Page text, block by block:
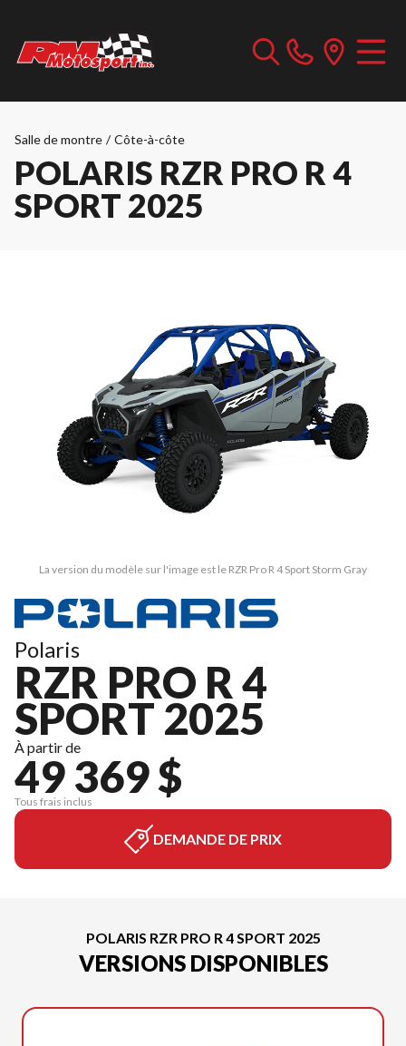
Salle de montre / Côte-à-côte
POLARIS RZR PRO R 4
SPORT 2025
La version du modèle sur l'image est le RZR Pro R 4 Sport Storm Gray
Polaris
RZR PRO R 4
SPORT 2025
À partir de
49 369 $
Tous frais inclus
DEMANDE DE PRIX
POLARIS RZR PRO R 4 SPORT 2025
VERSIONS DISPONIBLES